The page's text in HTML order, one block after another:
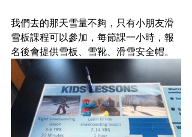
我們去的那天雪量不夠，只有小朋友滑
雪板課程可以參加，每節課一小時，報
名後會提供雪板、雪靴、滑雪安全帽。